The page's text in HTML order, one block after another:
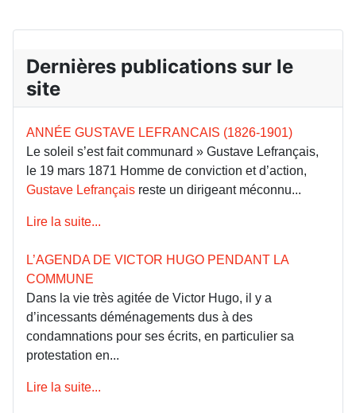
Dernières publications sur le
site
ANNÉE GUSTAVE LEFRANCAIS (1826-1901)
Le soleil s’est fait communard » Gustave Lefrançais,
le 19 mars 1871 Homme de conviction et d’action,
Gustave Lefrançais reste un dirigeant méconnu...
Lire la suite...
L’AGENDA DE VICTOR HUGO PENDANT LA
COMMUNE
Dans la vie très agitée de Victor Hugo, il y a
d’incessants déménagements dus à des
condamnations pour ses écrits, en particulier sa
protestation en...
Lire la suite...